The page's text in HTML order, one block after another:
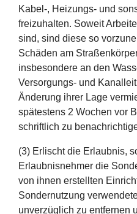
Kabel-, Heizungs- und
freizuhalten. Soweit
sind, sind diese so
Schäden am
insbesondere an den
Versorgungs- und
Änderung ihrer Lage
spätestens 2 Wochen vor
schriftlich zu
(3) Erlischt die Erlaubnis,
Erlaubnisnehmer die
von ihnen erstellten
Sondernutzung
unverzüglich zu entfernen